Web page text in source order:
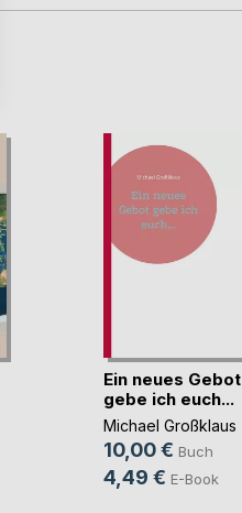
Ein neues Gebot
gebe ich euch...
Michael Großklaus
10,00 € Buch
4,49 € E-Book